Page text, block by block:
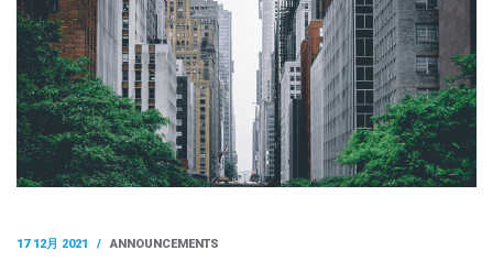
17 12月 2021 / ANNOUNCEMENTS